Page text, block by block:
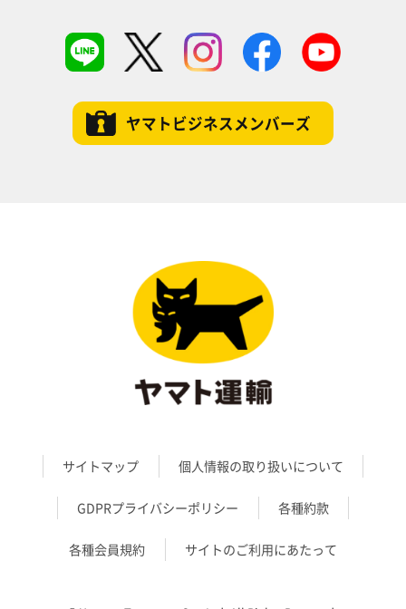
ヤマトビジネスメンバーズ
サイトマップ 個人情報の取り扱いについて
GDPRプライバシーポリシー 各種約款
各種会員規約 サイトのご利用にあたって